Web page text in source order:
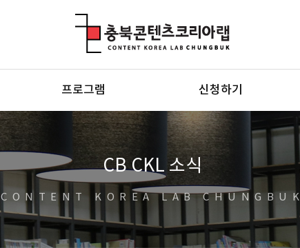
프로그램 신청하기
CB CKL 소식
CONTENT KOREA LAB CHUNGBUK